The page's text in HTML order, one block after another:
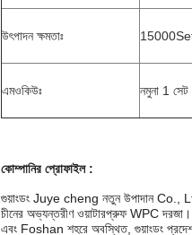
উৎপাদন ক্ষমতাঃ
এমওকিউঃ নমুনা 1 সেট
কোম্পানির প্রোফাইল :
গুয়াংডং Juye cheng নতুন উপাদান Co.,
চীনের অভ্যন্তরীণ ওয়াটারপ্রুফ WPC
এবং Foshan শহরে অবস্থিত, গুয়াংডং